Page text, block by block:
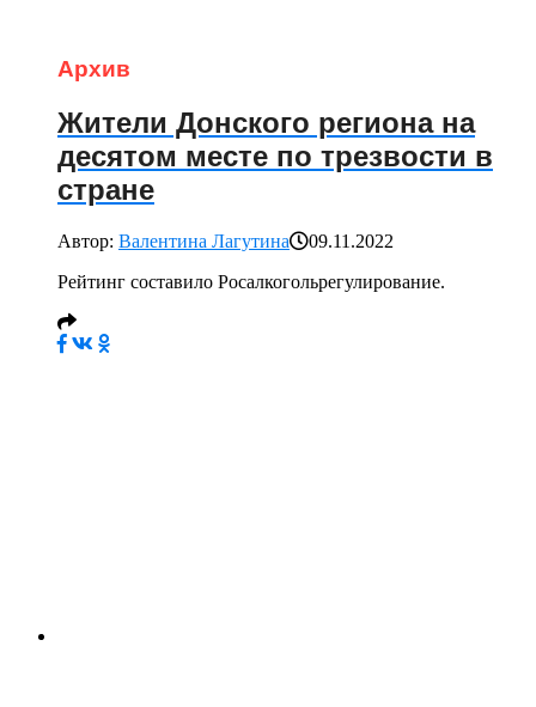
Архив
Жители Донского региона на
десятом месте по трезвости в
стране
Автор: Валентина Лагутина
09.11.2022
Рейтинг составило Росалкогольрегулирование.